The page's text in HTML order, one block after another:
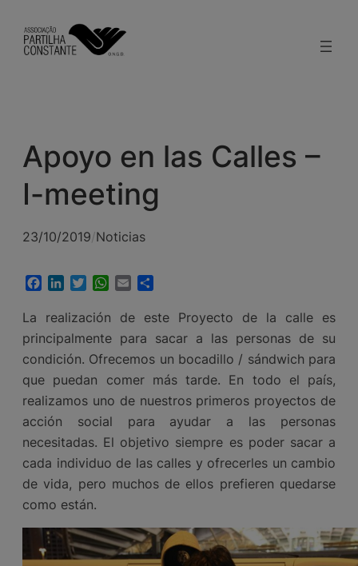
contenido
Apoyo en las Calles –
I-meeting
23/10/2019/Noticias
Facebook
LinkedInTwitterWhatsApp
Email
La realización de este Proyecto de la calle es
principalmente para sacar a las personas de su
condición. Ofrecemos un bocadillo / sándwich para
que puedan comer más tarde. En todo el país,
realizamos uno de nuestros primeros proyectos de
acción social para ayudar a las personas
necesitadas. El objetivo siempre es poder sacar a
cada individuo de las calles y ofrecerles un cambio
de vida, pero muchos de ellos prefieren quedarse
como están.